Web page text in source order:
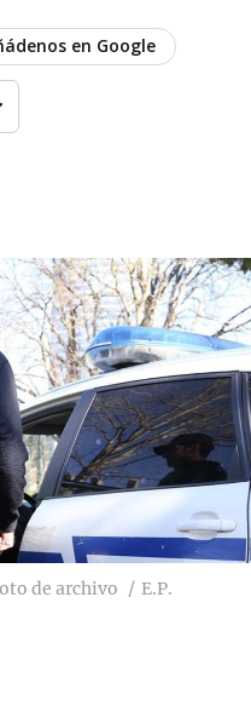
en Google
de archivo E.P.